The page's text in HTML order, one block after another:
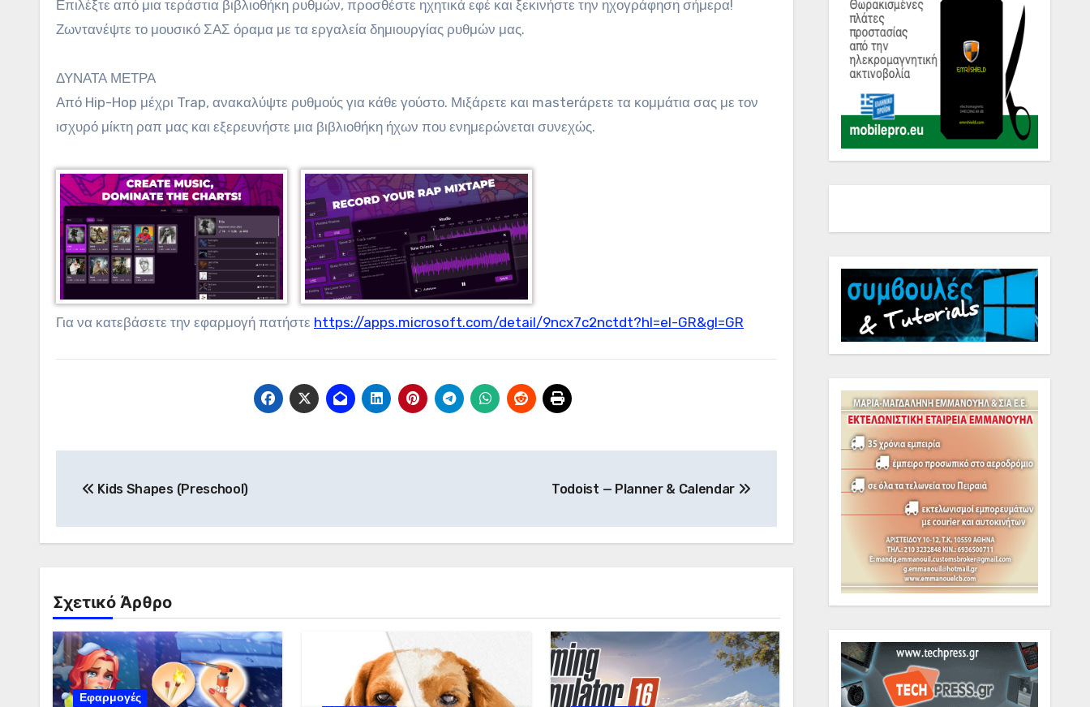
Επιλέξτε από μια τεράστια βιβλιοθήκη ρυθμών, προσθέστε ηχητικά εφέ και ξεκινήστε την ηχογράφηση σήμερα!
Ζωντανέψτε το μουσικό ΣΑΣ όραμα με τα εργαλεία δημιουργίας ρυθμών μας.
ΔΥΝΑΤΑ ΜΕΤΡΑ
Από Hip-Hop μέχρι Trap, ανακαλύψτε ρυθμούς για κάθε γούστο. Μιξάρετε και masterάρετε τα κομμάτια σας με τον
ισχυρό μίκτη ραπ μας και εξερευνήστε μια βιβλιοθήκη ήχων που ενημερώνεται συνεχώς.
Για να κατεβάσετε την εφαρμογή πατήστε https://apps.microsoft.com/detail/9ncx7c2nctdt?hl=el-GR&gl=GR
άρθρων
Kids Shapes (Preschool) Todoist — Planner & Calendar
Σχετικό Άρθρο
Εφαρμογές